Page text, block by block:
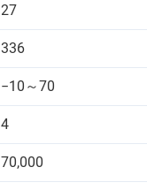
27
336
−10～70
4
70,000